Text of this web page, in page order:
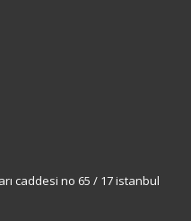
caddesi no 65 / 17 istanbul